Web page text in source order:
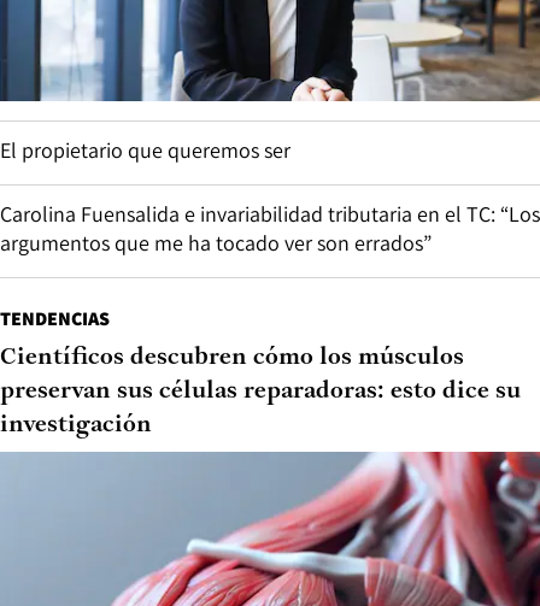
El propietario que queremos ser
Carolina Fuensalida e invariabilidad tributaria en el TC: “Los
argumentos que me ha tocado ver son errados”
TENDENCIAS
Científicos descubren cómo los músculos
preservan sus células reparadoras: esto dice su
investigación